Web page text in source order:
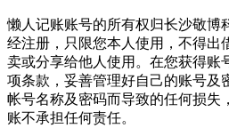
懒人记账账号的所有权归长沙敬博
经注册，只限您本人使用，不得出
卖或分享给他人使用。在您获得账
项条款，妥善管理好自己的账号及
帐号名称及密码而导致的任何损失
账不承担任何责任。